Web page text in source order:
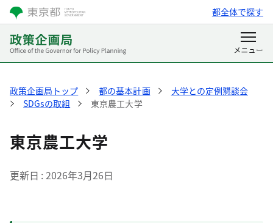
都全体で探す
政策企画局トップ 都の基本計画
大学との定例懇談会
SDGsの取組
東京農工大学
東京農工大学
更新日 2026年3月26日